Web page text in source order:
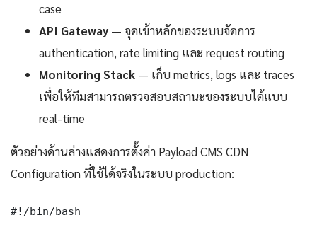
case
API Gateway — จุดเข้าหลักของระบบจัดการ
authentication, rate limiting และ request routing
Monitoring Stack — เก็บ metrics, logs และ traces
เพื่อให้ทีมสามารถตรวจสอบสถานะของระบบได้แบบ
real-time
ตัวอย่างด้านล่างแสดงการตั้งค่า Payload CMS CDN
Configuration ที่ใช้ได้จริงในระบบ production:
#!/bin/bash